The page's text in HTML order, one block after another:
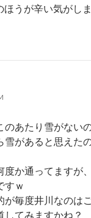
ほうが辛い気がし
のあたり雪がない
雪があると思えた
度か通ってますが
すｗ
が毎度井川なのは
してみますかね？